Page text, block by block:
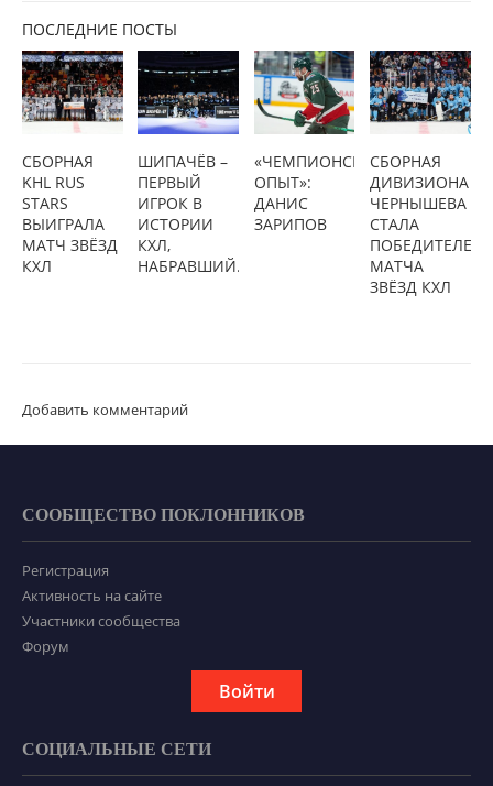
ПОСЛЕДНИЕ ПОСТЫ
СБОРНАЯ
KHL RUS
STARS
ВЫИГРАЛА
МАТЧ ЗВЁЗД
КХЛ
ШИПАЧЁВ –
ПЕРВЫЙ
ИГРОК В
ИСТОРИИ
КХЛ,
НАБРАВШИЙ...
«ЧЕМПИОНСКИЙ
ОПЫТ»:
ДАНИС
ЗАРИПОВ
СБОРНАЯ
ДИВИЗИОНА
ЧЕРНЫШЕВА
СТАЛА
ПОБЕДИТЕЛЕМ
МАТЧА
ЗВЁЗД КХЛ
Добавить комментарий
СООБЩЕСТВО ПОКЛОННИКОВ
Регистрация
Активность на сайте
Участники сообщества
Форум
Войти
СОЦИАЛЬНЫЕ СЕТИ